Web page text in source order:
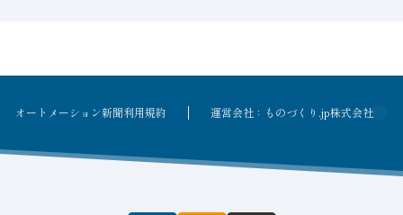
オートメーション新聞利用規約 運営会社：ものづくり.jp株式会社